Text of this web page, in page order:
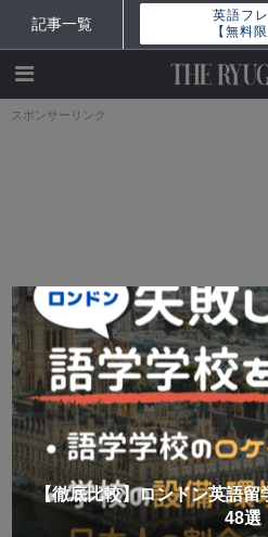
記事一覧
英語フ
【無料
スポンサーリンク
【徹底比較】ロンドン英語
48選